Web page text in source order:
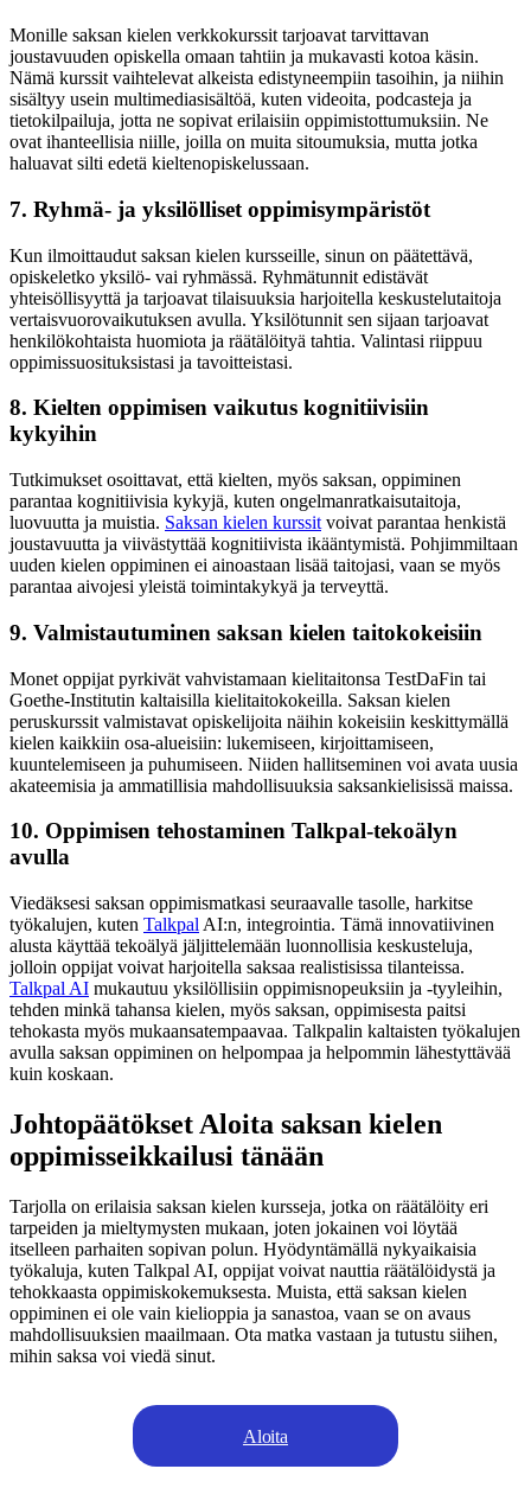
Monille saksan kielen verkkokurssit tarjoavat tarvittavan
joustavuuden opiskella omaan tahtiin ja mukavasti kotoa käsin.
Nämä kurssit vaihtelevat alkeista edistyneempiin tasoihin, ja niihin
sisältyy usein multimediasisältöä, kuten videoita, podcasteja ja
tietokilpailuja, jotta ne sopivat erilaisiin oppimistottumuksiin. Ne
ovat ihanteellisia niille, joilla on muita sitoumuksia, mutta jotka
haluavat silti edetä kieltenopiskelussaan.
7. Ryhmä- ja yksilölliset oppimisympäristöt
Kun ilmoittaudut saksan kielen kursseille, sinun on päätettävä,
opiskeletko yksilö- vai ryhmässä. Ryhmätunnit edistävät
yhteisöllisyyttä ja tarjoavat tilaisuuksia harjoitella keskustelutaitoja
vertaisvuorovaikutuksen avulla. Yksilötunnit sen sijaan tarjoavat
henkilökohtaista huomiota ja räätälöityä tahtia. Valintasi riippuu
oppimissuosituksistasi ja tavoitteistasi.
8. Kielten oppimisen vaikutus kognitiivisiin
kykyihin
Tutkimukset osoittavat, että kielten, myös saksan, oppiminen
parantaa kognitiivisia kykyjä, kuten ongelmanratkaisutaitoja,
luovuutta ja muistia. Saksan kielen kurssit voivat parantaa henkistä
joustavuutta ja viivästyttää kognitiivista ikääntymistä. Pohjimmiltaan
uuden kielen oppiminen ei ainoastaan lisää taitojasi, vaan se myös
parantaa aivojesi yleistä toimintakykyä ja terveyttä.
9. Valmistautuminen saksan kielen taitokokeisiin
Monet oppijat pyrkivät vahvistamaan kielitaitonsa TestDaFin tai
Goethe-Institutin kaltaisilla kielitaitokokeilla. Saksan kielen
peruskurssit valmistavat opiskelijoita näihin kokeisiin keskittymällä
kielen kaikkiin osa-alueisiin: lukemiseen, kirjoittamiseen,
kuuntelemiseen ja puhumiseen. Niiden hallitseminen voi avata uusia
akateemisia ja ammatillisia mahdollisuuksia saksankielisissä maissa.
10. Oppimisen tehostaminen Talkpal-tekoälyn
avulla
Viedäksesi saksan oppimismatkasi seuraavalle tasolle, harkitse
työkalujen, kuten Talkpal AI:n, integrointia. Tämä innovatiivinen
alusta käyttää tekoälyä jäljittelemään luonnollisia keskusteluja,
jolloin oppijat voivat harjoitella saksaa realistisissa tilanteissa.
Talkpal AI mukautuu yksilöllisiin oppimisnopeuksiin ja -tyyleihin,
tehden minkä tahansa kielen, myös saksan, oppimisesta paitsi
tehokasta myös mukaansatempaavaa. Talkpalin kaltaisten työkalujen
avulla saksan oppiminen on helpompaa ja helpommin lähestyttävää
kuin koskaan.
Johtopäätökset Aloita saksan kielen
oppimisseikkailusi tänään
Tarjolla on erilaisia saksan kielen kursseja, jotka on räätälöity eri
tarpeiden ja mieltymysten mukaan, joten jokainen voi löytää
itselleen parhaiten sopivan polun. Hyödyntämällä nykyaikaisia
työkaluja, kuten Talkpal AI, oppijat voivat nauttia räätälöidystä ja
tehokkaasta oppimiskokemuksesta. Muista, että saksan kielen
oppiminen ei ole vain kielioppia ja sanastoa, vaan se on avaus
mahdollisuuksien maailmaan. Ota matka vastaan ja tutustu siihen,
mihin saksa voi viedä sinut.
Aloita